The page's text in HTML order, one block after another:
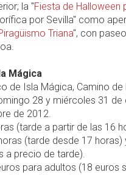
la "Fiesta de Halloween
por Sevilla" como
Triana", con
Mágica
de Isla Mágica, Camino
28 y miércoles 31 de
de 2012.
(tarde a partir de las 16
(tarde desde 17
a precio de tarde).
para adultos (18 euros